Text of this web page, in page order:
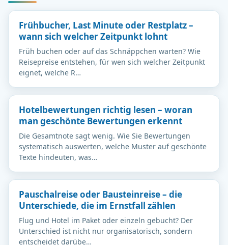
Frühbucher, Last Minute oder Restplatz –
wann sich welcher Zeitpunkt lohnt
Früh buchen oder auf das Schnäppchen warten? Wie
Reisepreise entstehen, für wen sich welcher Zeitpunkt
eignet, welche R…
Hotelbewertungen richtig lesen – woran
man geschönte Bewertungen erkennt
Die Gesamtnote sagt wenig. Wie Sie Bewertungen
systematisch auswerten, welche Muster auf geschönte
Texte hindeuten, was…
Pauschalreise oder Bausteinreise – die
Unterschiede, die im Ernstfall zählen
Flug und Hotel im Paket oder einzeln gebucht? Der
Unterschied ist nicht nur organisatorisch, sondern
entscheidet darübe…